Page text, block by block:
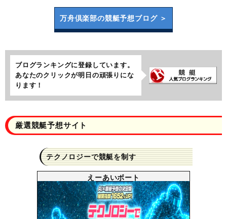
万舟倶楽部の競艇予想ブログ ＞
ブログランキングに登録しています。
あなたのクリックが明日の頑張りにな
ります！
厳選競艇予想サイト
テクノロジーで競艇を制す
えーあいボート